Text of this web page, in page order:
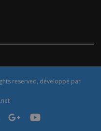
reserved, développé par